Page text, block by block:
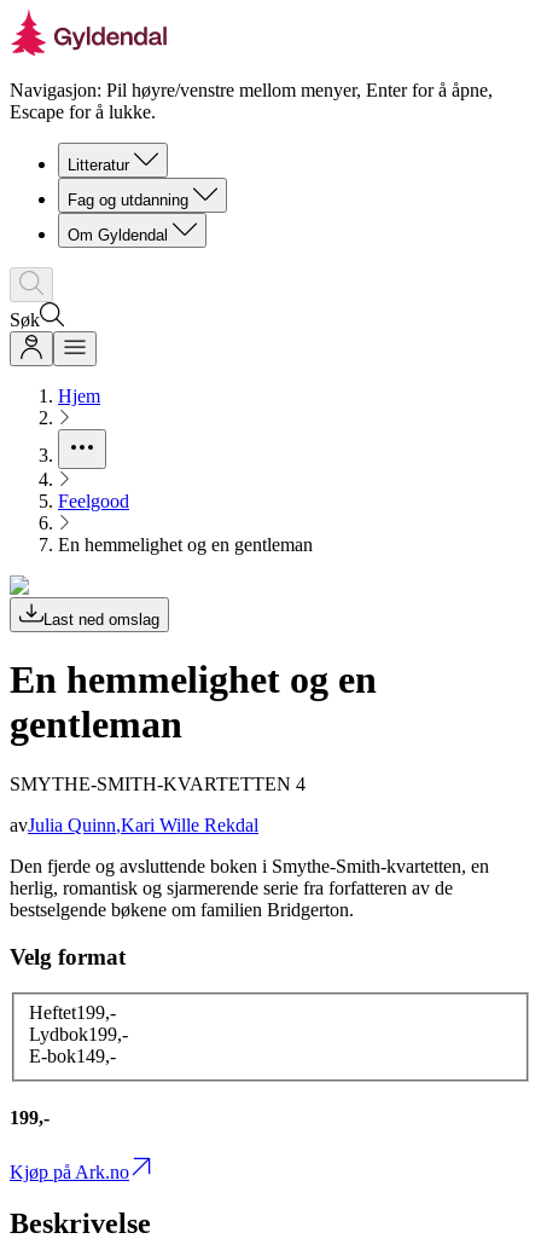
Navigasjon: Pil høyre/venstre mellom menyer, Enter for å åpne,
Escape for å lukke.
Litteratur
Fag og utdanning
Om Gyldendal
Søk
Hjem
Feelgood
En hemmelighet og en gentleman
Last ned omslag
En hemmelighet og en
gentleman
SMYTHE-SMITH-KVARTETTEN 4
avJulia Quinn,Kari Wille Rekdal
Den fjerde og avsluttende boken i Smythe-Smith-kvartetten, en
herlig, romantisk og sjarmerende serie fra forfatteren av de
bestselgende bøkene om familien Bridgerton.
Velg format
Heftet199,-
Lydbok199,-
E-bok149,-
199,-
Kjøp på Ark.no
Beskrivelse